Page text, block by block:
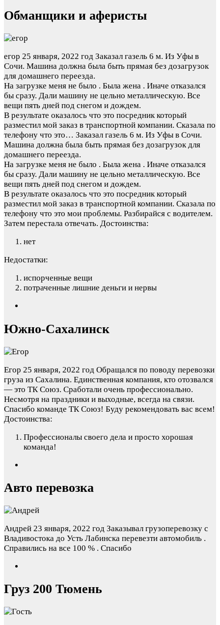
Обманщики и аферисты
егор 25 января, 2022 год Заказал газель 6 м. Из Уфы в
Сочи. Машина должна была быть прямая без дозагрузок
для домашнего переезда.
На загрузке меня не было . Была жена . Иначе отказался
бы сразу. Дали машину не цельно металлическую. Все
вещи пять дней под снегом и дождем.
В результате оказалось что это посредник который
разместил мой заказ в транспортной компании. Сказала по
телефону что это… Заказал газель 6 м. Из Уфы в Сочи.
Машина должна была быть прямая без дозагрузок для
домашнего переезда.
На загрузке меня не было . Была жена . Иначе отказался
бы сразу. Дали машину не цельно металлическую. Все
вещи пять дней под снегом и дождем.
В результате оказалось что это посредник который
разместил мой заказ в транспортной компании. Сказала по
телефону что это мои проблемы. Разбирайся с водителем.
Затем перестала отвечать. Достоинства:
нет
Недостатки:
испорченные вещи
потраченные лишние деньги и нервы
Южно-Сахалинск
Егор 25 января, 2022 год Обращался по поводу перевозки
груза из Сахалина. Единственная компания, кто отозвался
— это ТК Союз. Сработали очень профессионально.
Несмотря на праздники и выходные, всегда на связи.
Спасибо команде ТК Союз! Буду рекомендовать вас всем!
Достоинства:
Профессионалы своего дела и просто хорошая
команда!
Авто перевозка
Андрей 23 января, 2022 год Заказывал грузоперевозку с
Владивостока до Усть Лабинска перевезти автомобиль .
Справились на все 100 % . Спасибо
Груз 200 Тюмень